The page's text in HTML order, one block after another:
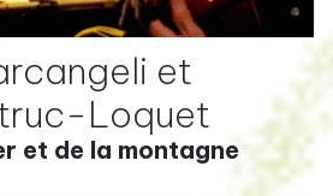
et
Loquet
et de la montagne